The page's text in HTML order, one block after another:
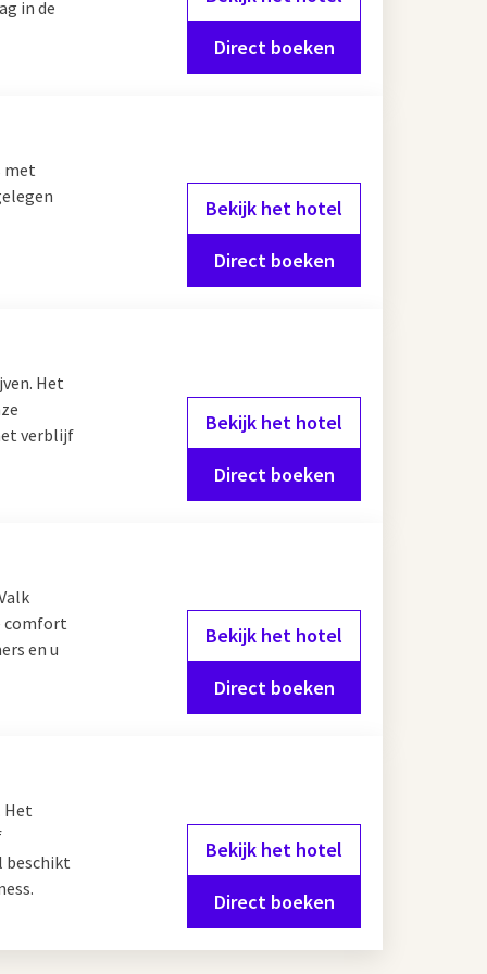
in de
Direct boeken
met
Bekijk het hotel
Direct boeken
Het
verblijf
Bekijk het hotel
Direct boeken
comfort
en u
Bekijk het hotel
Direct boeken
Het
beschikt
Bekijk het hotel
Direct boeken